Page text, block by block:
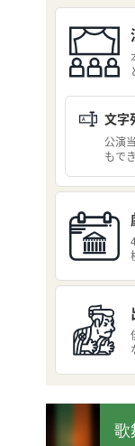
文字
公演
もで
歌